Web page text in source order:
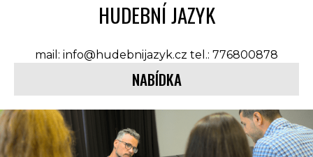
HUDEBNÍ JAZYK
mail: info@hudebnijazyk.cz tel.: 776800878
NABÍDKA